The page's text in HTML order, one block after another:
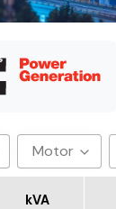
Motor
Baudouin
kVA